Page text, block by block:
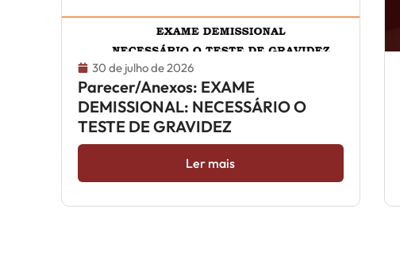
30 de julho de 2026
Parecer/Anexos: EXAME
DEMISSIONAL: NECESSÁRIO O
TESTE DE GRAVIDEZ
Ler mais